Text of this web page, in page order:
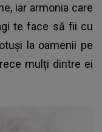
iar armonia care
te face să fii cu
la oamenii pe
mulți dintre ei